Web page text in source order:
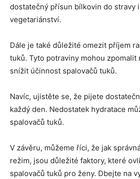
dostatečný přísun bílkovin do stravy
vegetariánství.
Dále je také důležité omezit příjem
tuků. Tyto potraviny mohou zpomalit
snížit účinnost spalovačů tuků.
Navíc, ujistěte se, že pijete
každý den. Nedostatek hydratace
spalovačů tuků.
V závěru, můžeme říci, že jak
režim, jsou důležité faktory, které
spalovačů tuků pro ženy. Dbejte na